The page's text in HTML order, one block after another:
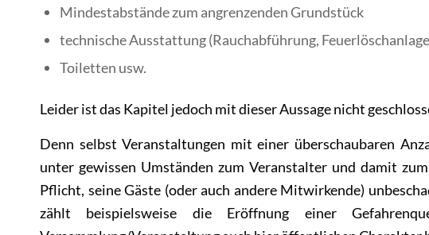
Mindestabstände zum angrenzenden Grundstück
technische Ausstattung (Rauchabführung,
Toiletten usw.
Leider ist das Kapitel jedoch mit dieser Aussage nicht
Denn selbst Veranstaltungen mit einer überschaubaren
unter gewissen Umständen zum Veranstalter und damit
Pflicht, seine Gäste (oder auch andere Mitwirkende)
zählt beispielsweise die Eröffnung einer